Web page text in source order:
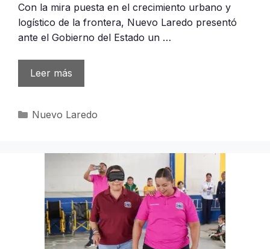
Con la mira puesta en el crecimiento urbano y
logístico de la frontera, Nuevo Laredo presentó
ante el Gobierno del Estado un …
Leer más
Categorías
Nuevo Laredo